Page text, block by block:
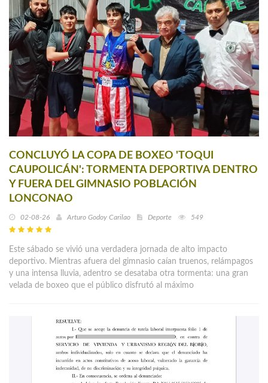
CONCLUYÓ LA COPA DE BOXEO 'TOQUI
CAUPOLICÁN': TORMENTA DEPORTIVA DENTRO
Y FUERA DEL GIMNASIO POBLACIÓN
LONCONAO
02-08-26 Arturo Godoy Carilao Deporte 549
Este sábado se vivió una verdadera jornada de alto impacto
deportivo. Mientras afuera del gimnasio caían truenos, relámpagos
y una intensa lluvia, adentro se desataba otra tormenta: una gran
velada de boxeo que el público disfrutó al máximo